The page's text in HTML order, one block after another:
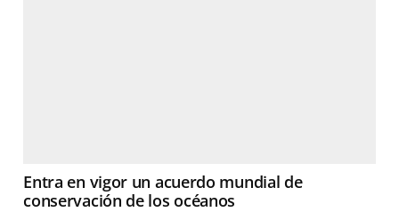
Entra en vigor un acuerdo mundial de
conservación de los océanos